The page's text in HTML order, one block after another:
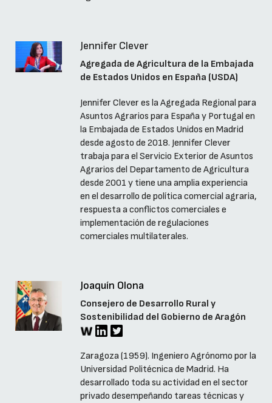
Jennifer Clever
Agregada de Agricultura de la Embajada
de Estados Unidos en España (USDA)
Jennifer Clever es la Agregada Regional para
Asuntos Agrarios para España y Portugal en
la Embajada de Estados Unidos en Madrid
desde agosto de 2018. Jennifer Clever
trabaja para el Servicio Exterior de Asuntos
Agrarios del Departamento de Agricultura
desde 2001 y tiene una amplia experiencia
en el desarrollo de política comercial agraria,
respuesta a conflictos comerciales e
implementación de regulaciones
comerciales multilaterales.
Joaquín Olona
Consejero de Desarrollo Rural y
Sostenibilidad del Gobierno de Aragón
Zaragoza (1959). Ingeniero Agrónomo por la
Universidad Politécnica de Madrid. Ha
desarrollado toda su actividad en el sector
privado desempeñando tareas técnicas y